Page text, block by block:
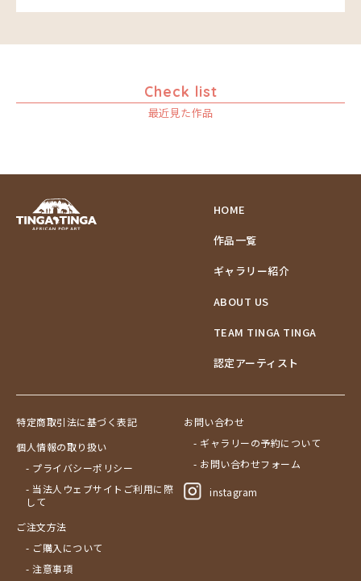
Check list
最近見た作品
HOME
作品一覧
ギャラリー紹介
ABOUT US
TEAM TINGA TINGA
認定アーティスト
特定商取引法に基づく表記
個人情報の取り扱い
- プライバシーポリシー
- 当法人ウェブサイトご利用に際
して
ご注文方法
- ご購入について
- 注意事項
お問い合わせ
- ギャラリーの予約について
- お問い合わせフォーム
instagram